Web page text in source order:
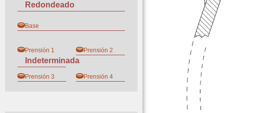
Redondeado
Base
Prensión 1
Indeterminada
Prensión 2
Prensión 3 Prensión 4